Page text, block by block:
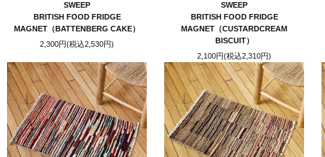
SWEEP
BRITISH FOOD FRIDGE
MAGNET（BATTENBERG CAKE）
2,300円(税込2,530円)
SWEEP
BRITISH FOOD FRIDGE
MAGNET（CUSTARDCREAM
BISCUIT）
2,100円(税込2,310円)